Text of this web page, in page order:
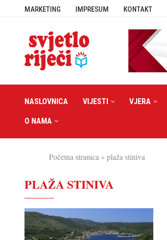
MARKETING IMPRESUM KONTAKT
NASLOVNICA VIJESTI VJERA
O NAMA
Početna stranica » plaža stiniva
PLAŽA STINIVA